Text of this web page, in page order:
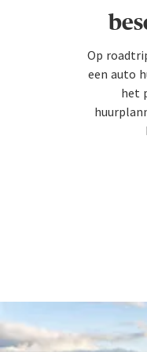
Op
een auto
het